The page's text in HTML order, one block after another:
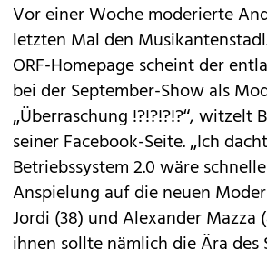
Vor einer Woche moderierte
letzten Mal den
ORF-Homepage scheint der
bei der September-Show als
„Überraschung !?!?!?!?“, witzelt
seiner ­Facebook-Seite. „Ich
Betriebssystem 2.0 wäre
Anspielung auf die neuen
Jordi (38) und Alexander Mazza
ihnen sollte nämlich die Ära des